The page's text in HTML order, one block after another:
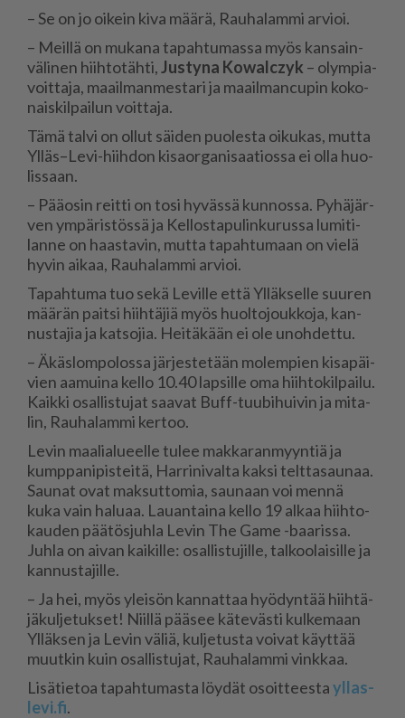
– Se on jo oi­kein kiva mää­rä, Rau­ha­lam­mi ar­vi­oi.
– Meil­lä on mu­ka­na ta­pah­tu­mas­sa myös kan­sain­
vä­li­nen hiih­to­täh­ti,Jus­ty­na Ko­walc­zyk – olym­pi­a­
voit­ta­ja, maa­il­man­mes­ta­ri ja maa­il­man­cu­pin ko­ko­
nais­kil­pai­lun voit­ta­ja.
Tämä tal­vi on ol­lut säi­den puo­les­ta oi­ku­kas, mut­ta
Yl­läs–Levi-hiih­don ki­sa­or­ga­ni­saa­ti­os­sa ei ol­la huo­
lis­saan.
– Pää­o­sin reit­ti on tosi hy­väs­sä kun­nos­sa. Py­hä­jär­
ven ym­pä­ris­tös­sä ja Kel­los­ta­pu­lin­ku­rus­sa lu­mi­ti­
lan­ne on haas­ta­vin, mut­ta ta­pah­tu­maan on vie­lä
hy­vin ai­kaa, Rau­ha­lam­mi ar­vi­oi.
Ta­pah­tu­ma tuo sekä Le­vil­le et­tä Yl­läk­sel­le suu­ren
mää­rän pait­si hiih­tä­jiä myös huol­to­jouk­ko­ja, kan­
nus­ta­jia ja kat­so­jia. Hei­tä­kään ei ole unoh­det­tu.
– Äkäs­lom­po­los­sa jär­jes­te­tään mo­lem­pien ki­sa­päi­
vien aa­mui­na kel­lo 10.40 lap­sil­le oma hiih­to­kil­pai­lu.
Kaik­ki osal­lis­tu­jat saa­vat Buff-tuu­bi­hui­vin ja mi­ta­
lin, Rau­ha­lam­mi ker­too.
Le­vin maa­li­a­lu­eel­le tu­lee mak­ka­ran­myyn­tiä ja
kump­pa­ni­pis­tei­tä, Har­ri­ni­val­ta kak­si telt­ta­sau­naa.
Sau­nat ovat mak­sut­to­mia, sau­naan voi men­nä
kuka vain ha­lu­aa. Lau­an­tai­na kel­lo 19 al­kaa hiih­to­
kau­den pää­tös­juh­la Le­vin The Game -baa­ris­sa.
Juh­la on ai­van kai­kil­le: osal­lis­tu­jil­le, tal­koo­lai­sil­le ja
kan­nus­ta­jil­le.
– Ja hei, myös ylei­sön kan­nat­taa hyö­dyn­tää hiih­tä­
jä­kul­je­tuk­set! Niil­lä pää­see kä­te­väs­ti kul­ke­maan
Yl­läk­sen ja Le­vin vä­liä, kul­je­tus­ta voi­vat käyt­tää
muut­kin kuin osal­lis­tu­jat, Rau­ha­lam­mi vink­kaa.
Li­sä­tie­toa ta­pah­tu­mas­ta löy­dät osoit­tees­tayl­las­
le­vi.fi.